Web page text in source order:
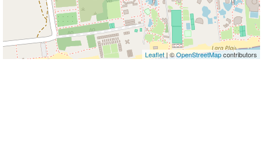
Leaflet | ©OpenStreetMapcontributors